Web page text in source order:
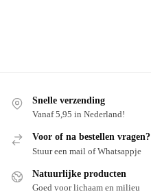
Snelle verzending
Vanaf 5,95 in Nederland!
Voor of na bestellen vragen?
Stuur een mail of Whatsappje
Natuurlijke producten
Goed voor lichaam en milieu